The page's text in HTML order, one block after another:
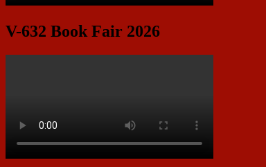
V-632 Book Fair 2026